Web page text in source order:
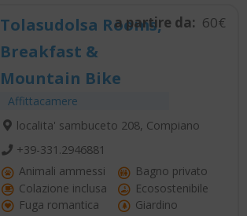
Tolasudolsa Rooms,
Breakfast &
Mountain Bike
Affittacamere
a partire da: 60€
localita' sambuceto 208, Compiano
+39-331.2946881
Animali ammessi
Bagno privato
Colazione inclusa
Ecosostenibile
Fuga romantica
Giardino